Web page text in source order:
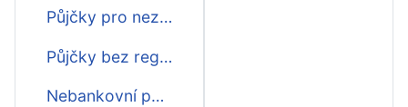
Půjčky pro nezaměstnané bez potvrzování příjmu
Půjčky bez registru a bez potvrzování příjmu
Nebankovní půjčky bez potvrzování příjmu